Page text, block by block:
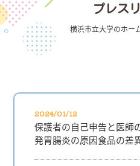
プレス
横浜市立大学のホー
2024/01/12
保護者の自己申告と医師
発胃腸炎の原因食品の差